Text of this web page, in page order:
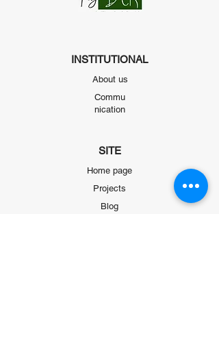
INSTITUTIONAL
About us
Commu
nication
SITE
Home page
Projects
Blog